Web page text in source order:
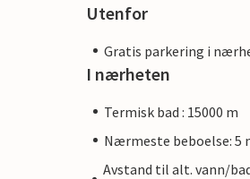
Utenfor
Gratis parkering i
I nærheten
Termisk bad : 15000 m
Nærmeste beboelse: 5
Avstand til alt. vann/